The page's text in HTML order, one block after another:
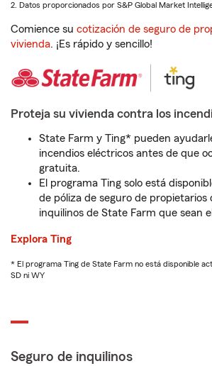
2. Datos proporcionados por S&P Global Market
Comience su cotización de seguro de
vivienda. ¡Es rápido y sencillo!
Proteja su vivienda contra los
State Farm y Ting* pueden
incendios eléctricos antes de que
gratuita.
El programa Ting solo está
de póliza de seguro de propietarios
inquilinos de State Farm que sean
Explora Ting
* El programa Ting de State Farm no está disponible
SD ni WY
Seguro de inquilinos